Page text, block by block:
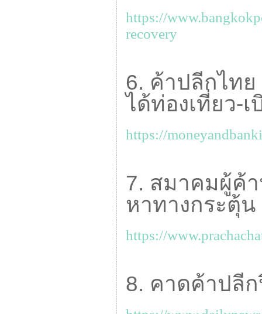
https://
recovery
6. ค้าปลีกไท
ได้ท่องเที่ยว-
https://
7. สมาคมผู้ค้
หาทางกระตุ้น
https://
8. คาดค้าปลี